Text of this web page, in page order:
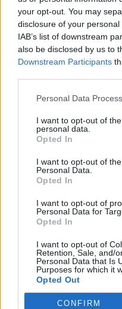
your opt-out. You may
disclosure of your
IAB’s list of downstream
also be disclosed by us to
Downstream Participants
Personal Data
I want to opt-out of
personal data.
Opted In
I want to opt-out of
Personal Data.
Opted In
I want to opt-out of
Personal Data for
Opted In
I want to opt-out of
Retention, Sale, and/
Personal Data that Is
Purposes for which it
Opted Out
CONFIRM
Изкуствен
създаде нови
07.08.2026 / 15:30